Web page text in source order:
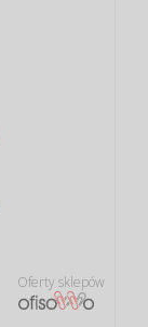
Oferty sklepów